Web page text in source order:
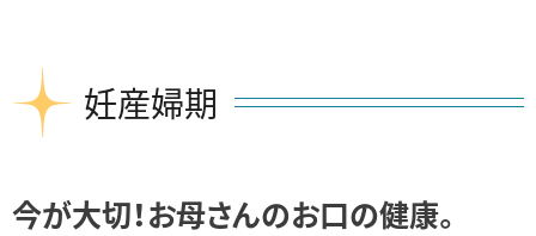
妊産婦期
今が大切！お母さんのお口の健康。